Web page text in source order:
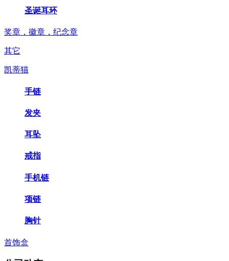
圣诞耳环
奖章，徽章，纪念章
其它
凯蒂猫
手链
发夹
耳坠
戒指
手机链
项链
胸针
首饰盒